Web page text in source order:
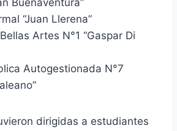
Buenaventura”
“Juan Llerena”
Artes N°1 “Gaspar Di
Autogestionada N°7
dirigidas a estudiantes